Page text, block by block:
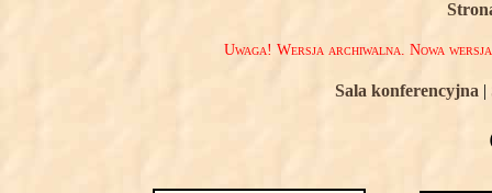
Uwaga! Wersja archiwalna. Nowa
Sala konferencyjna |